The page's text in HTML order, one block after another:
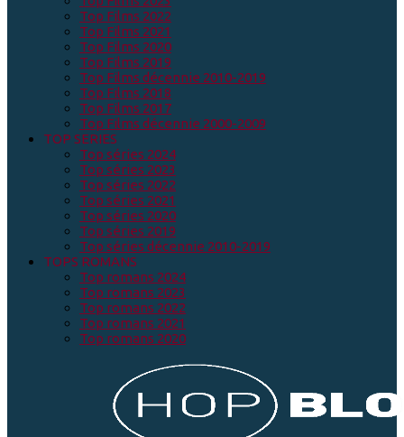
Top Films 2022
Top Films 2021
Top Films 2020
Top Films 2019
Top Films décennie 2010-2019
Top Films 2018
Top Films 2017
Top Films décennie 2000-2009
TOP SERIES
Top séries 2024
Top séries 2023
Top séries 2022
Top séries 2021
Top séries 2020
Top séries 2019
Top séries décennie 2010-2019
TOPS ROMANS
Top romans 2024
Top romans 2023
Top romans 2022
Top romans 2021
Top romans 2020